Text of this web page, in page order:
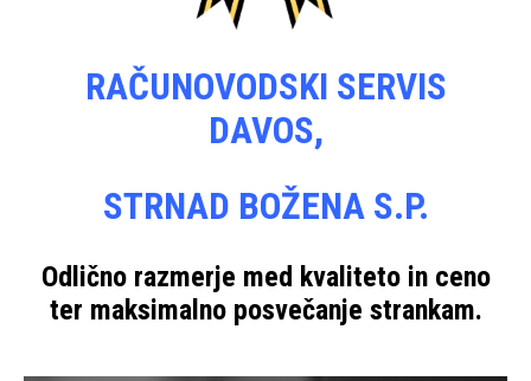
RAČUNOVODSKI SERVIS
DAVOS,
STRNAD BOŽENA S.P.
Odlično razmerje med kvaliteto in ceno
ter maksimalno posvečanje strankam.